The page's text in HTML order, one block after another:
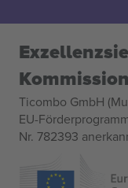
Kommission
Ticombo GmbH
EU-
Nr. 782393